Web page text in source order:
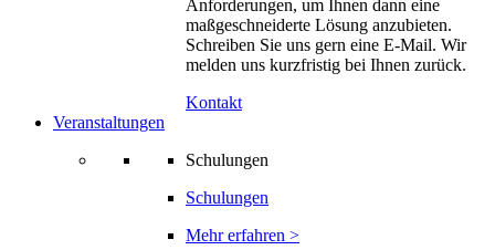
Anforderungen, um Ihnen dann eine
maßgeschneiderte Lösung anzubieten.
Schreiben Sie uns gern eine E-Mail. Wir
melden uns kurzfristig bei Ihnen zurück.
Kontakt
Veranstaltungen
Schulungen
Schulungen
Mehr erfahren >